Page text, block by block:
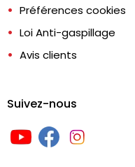
Préférences cookies
Loi Anti-gaspillage
Avis clients
Suivez-nous